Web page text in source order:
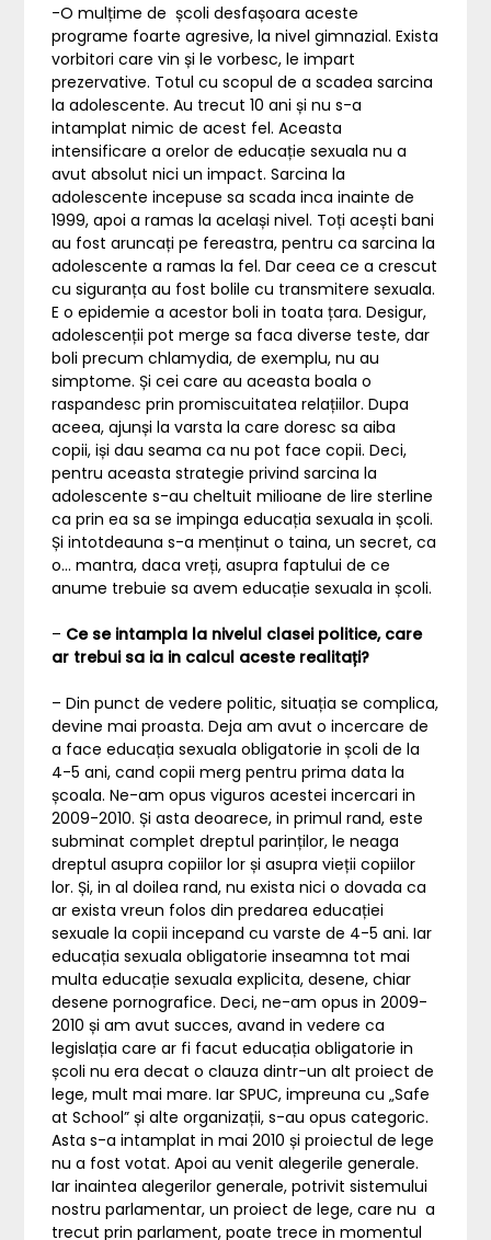
-O mulțime de școli desfașoara aceste
programe foarte agresive, la nivel gimnazial. Exista
vorbitori care vin și le vorbesc, le impart
prezervative. Totul cu scopul de a scadea sarcina
la adolescente. Au trecut 10 ani și nu s-a
intamplat nimic de acest fel. Aceasta
intensificare a orelor de educație sexuala nu a
avut absolut nici un impact. Sarcina la
adolescente incepuse sa scada inca inainte de
1999, apoi a ramas la același nivel. Toți acești bani
au fost aruncați pe fereastra, pentru ca sarcina la
adolescente a ramas la fel. Dar ceea ce a crescut
cu siguranța au fost bolile cu transmitere sexuala.
E o epidemie a acestor boli in toata țara. Desigur,
adolescenții pot merge sa faca diverse teste, dar
boli precum chlamydia, de exemplu, nu au
simptome. Și cei care au aceasta boala o
raspandesc prin promiscuitatea relațiilor. Dupa
aceea, ajunși la varsta la care doresc sa aiba
copii, iși dau seama ca nu pot face copii. Deci,
pentru aceasta strategie privind sarcina la
adolescente s-au cheltuit milioane de lire sterline
ca prin ea sa se impinga educația sexuala in școli.
Și intotdeauna s-a menținut o taina, un secret, ca
o… mantra, daca vreți, asupra faptului de ce
anume trebuie sa avem educație sexuala in școli.
– Ce se intampla la nivelul clasei politice, care
ar trebui sa ia in calcul aceste realitați?
– Din punct de vedere politic, situația se complica,
devine mai proasta. Deja am avut o incercare de
a face educația sexuala obligatorie in școli de la
4-5 ani, cand copii merg pentru prima data la
școala. Ne-am opus viguros acestei incercari in
2009-2010. Și asta deoarece, in primul rand, este
subminat complet dreptul parinților, le neaga
dreptul asupra copiilor lor și asupra vieții copiilor
lor. Și, in al doilea rand, nu exista nici o dovada ca
ar exista vreun folos din predarea educației
sexuale la copii incepand cu varste de 4-5 ani. Iar
educația sexuala obligatorie inseamna tot mai
multa educație sexuala explicita, desene, chiar
desene pornografice. Deci, ne-am opus in 2009-
2010 și am avut succes, avand in vedere ca
legislația care ar fi facut educația obligatorie in
școli nu era decat o clauza dintr-un alt proiect de
lege, mult mai mare. Iar SPUC, impreuna cu „Safe
at School” și alte organizații, s-au opus categoric.
Asta s-a intamplat in mai 2010 și proiectul de lege
nu a fost votat. Apoi au venit alegerile generale.
Iar inaintea alegerilor generale, potrivit sistemului
nostru parlamentar, un proiect de lege, care nu a
trecut prin parlament, poate trece in momentul